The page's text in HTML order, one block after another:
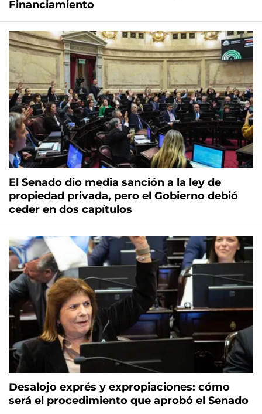
Financiamiento
El Senado dio media sanción a la ley de
propiedad privada, pero el Gobierno debió
ceder en dos capítulos
Desalojo exprés y expropiaciones: cómo
será el procedimiento que aprobó el Senado